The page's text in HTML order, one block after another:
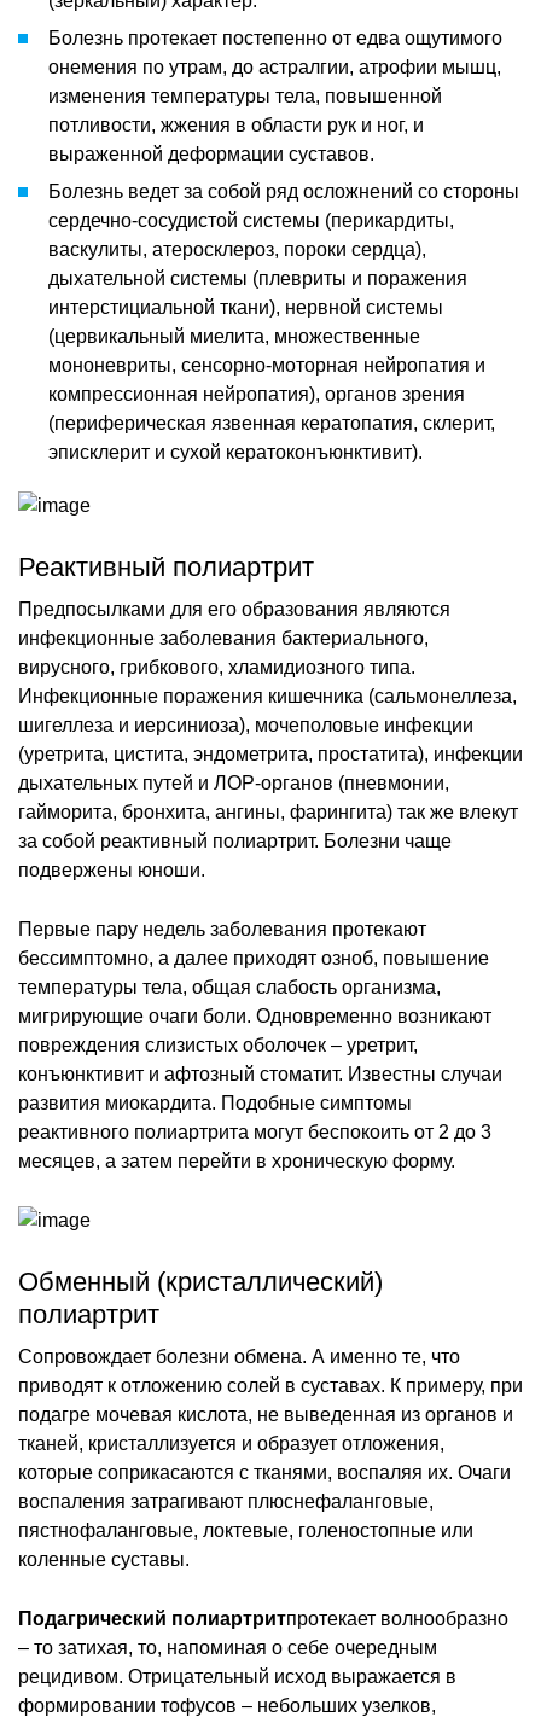
Болезнь протекает постепенно от едва ощутимого
онемения по утрам, до астралгии, атрофии мышц,
изменения температуры тела, повышенной
потливости, жжения в области рук и ног, и
выраженной деформации суставов.
Болезнь ведет за собой ряд осложнений со стороны
сердечно-сосудистой системы (перикардиты,
васкулиты, атеросклероз, пороки сердца),
дыхательной системы (плевриты и поражения
интерстициальной ткани), нервной системы
(цервикальный миелита, множественные
мононевриты, сенсорно-моторная нейропатия и
компрессионная нейропатия), органов зрения
(периферическая язвенная кератопатия, склерит,
эписклерит и сухой кератоконъюнктивит).
Реактивный полиартрит
Предпосылками для его образования являются
инфекционные заболевания бактериального,
вирусного, грибкового, хламидиозного типа.
Инфекционные поражения кишечника (сальмонеллеза,
шигеллеза и иерсиниоза), мочеполовые инфекции
(уретрита, цистита, эндометрита, простатита), инфекции
дыхательных путей и ЛОР-органов (пневмонии,
гайморита, бронхита, ангины, фарингита) так же влекут
за собой реактивный полиартрит. Болезни чаще
подвержены юноши.
Первые пару недель заболевания протекают
бессимптомно, а далее приходят озноб, повышение
температуры тела, общая слабость организма,
мигрирующие очаги боли. Одновременно возникают
повреждения слизистых оболочек – уретрит,
конъюнктивит и афтозный стоматит. Известны случаи
развития миокардита. Подобные симптомы
реактивного полиартрита могут беспокоить от 2 до 3
месяцев, а затем перейти в хроническую форму.
Обменный (кристаллический)
полиартрит
Сопровождает болезни обмена. А именно те, что
приводят к отложению солей в суставах. К примеру, при
подагре мочевая кислота, не выведенная из органов и
тканей, кристаллизуется и образует отложения,
которые соприкасаются с тканями, воспаляя их. Очаги
воспаления затрагивают плюснефаланговые,
пястнофаланговые, локтевые, голеностопные или
коленные суставы.
Подагрический полиартритпротекает волнообразно
– то затихая, то, напоминая о себе очередным
рецидивом. Отрицательный исход выражается в
формировании тофусов – небольших узелков,